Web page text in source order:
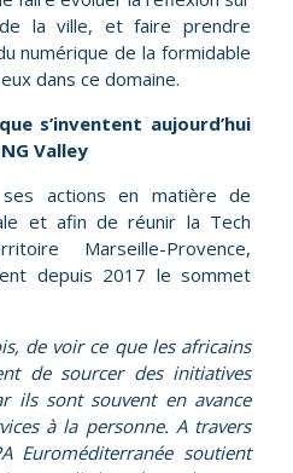
la ville, et faire prendre
numérique de la formidable
dans ce domaine.
s’inventent aujourd’hui
Valley
actions en matière de
et afin de réunir la Tech
Marseille-Provence,
depuis 2017 le sommet
de voir ce que les africains
de sourcer des initiatives
ils sont souvent en avance
à la personne. A travers
Euroméditerranée soutient